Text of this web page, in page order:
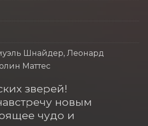
Шнайдер, Леонард
Маттес
зверей!
новым
чудо и